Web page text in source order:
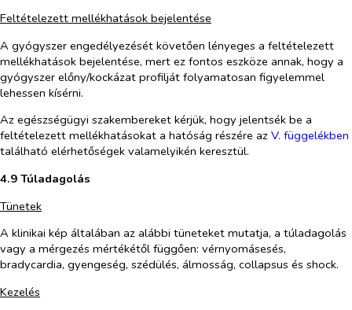
Feltételezett mellékhatások bejelentése
A gyógyszer engedélyezését követően lényeges a feltételezett
mellékhatások bejelentése, mert ez fontos eszköze annak, hogy a
gyógyszer előny/kockázat profilját folyamatosan figyelemmel
lehessen kísérni.
Az egészségügyi szakembereket kérjük, hogy jelentsék be a
feltételezett mellékhatásokat a hatóság részére az V. függelékben
található elérhetőségek valamelyikén keresztül.
4.9 Túladagolás
Tünetek
A klinikai kép általában az alábbi tüneteket mutatja, a túladagolás
vagy a mérgezés mértékétől függően: vérnyomásesés,
bradycardia, gyengeség, szédülés, álmosság, collapsus és shock.
Kezelés